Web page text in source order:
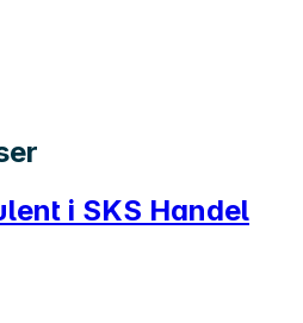
i SKS Handel